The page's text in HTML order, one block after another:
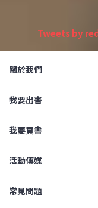
Tweets by
關於我們
我要出書
我要買書
活動傳媒
常見問題